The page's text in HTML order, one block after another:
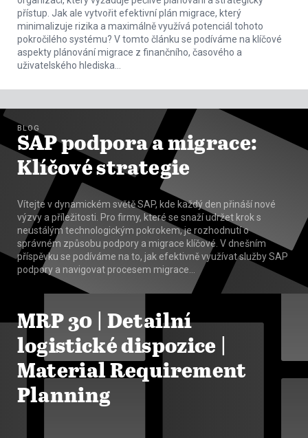
přístup. Jak ale vytvořit efektivní plán migrace, který
minimalizuje rizika a maximálně využívá potenciál tohoto
pokročilého systému? V tomto článku se podíváme na klíčové
aspekty plánování migrace z finančního, časového a
uživatelského hlediska…
BLOG
SAP podpora a migrace:
Klíčové strategie
Vítejte v dynamickém světě SAP, kde každý den přináší nové
výzvy a příležitosti. Pro firmy, které se snaží udržet krok s
neustálým technologickým pokrokem, je rozhodnutí o
správném způsobu podpory a migrace klíčové. V dnešním
příspěvku se podíváme na to, jak efektivně využívat služby SAP
podpory a navigovat procesem migrace…
MRP 30 | Detailní
logistické dispozice |
Material Requirement
Planning